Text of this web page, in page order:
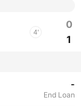
4'
0
1
-
End Loan